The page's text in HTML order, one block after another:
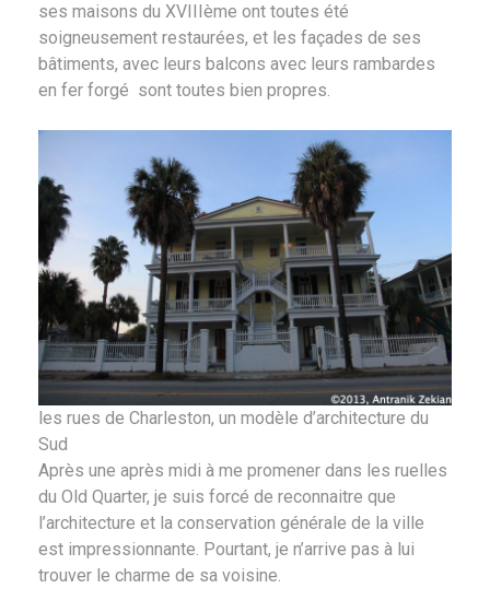
ses maisons du XVIIIème ont toutes été
soigneusement restaurées, et les façades de ses
bâtiments, avec leurs balcons avec leurs rambardes
en fer forgé sont toutes bien propres.
les rues de Charleston, un modèle d’architecture du
Sud
Après une après midi à me promener dans les ruelles
du Old Quarter, je suis forcé de reconnaitre que
l’architecture et la conservation générale de la ville
est impressionnante. Pourtant, je n’arrive pas à lui
trouver le charme de sa voisine.